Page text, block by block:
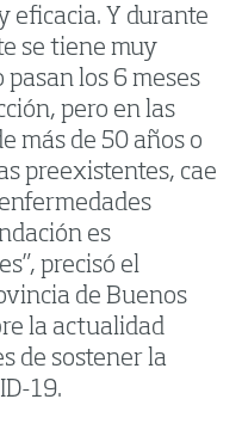
eficacia. Y durante
se tiene muy
pasan los 6 meses
pero en las
más de 50 años o
preexistentes, cae
es
precisó el
de Buenos
la actualidad
de sostener la
19.